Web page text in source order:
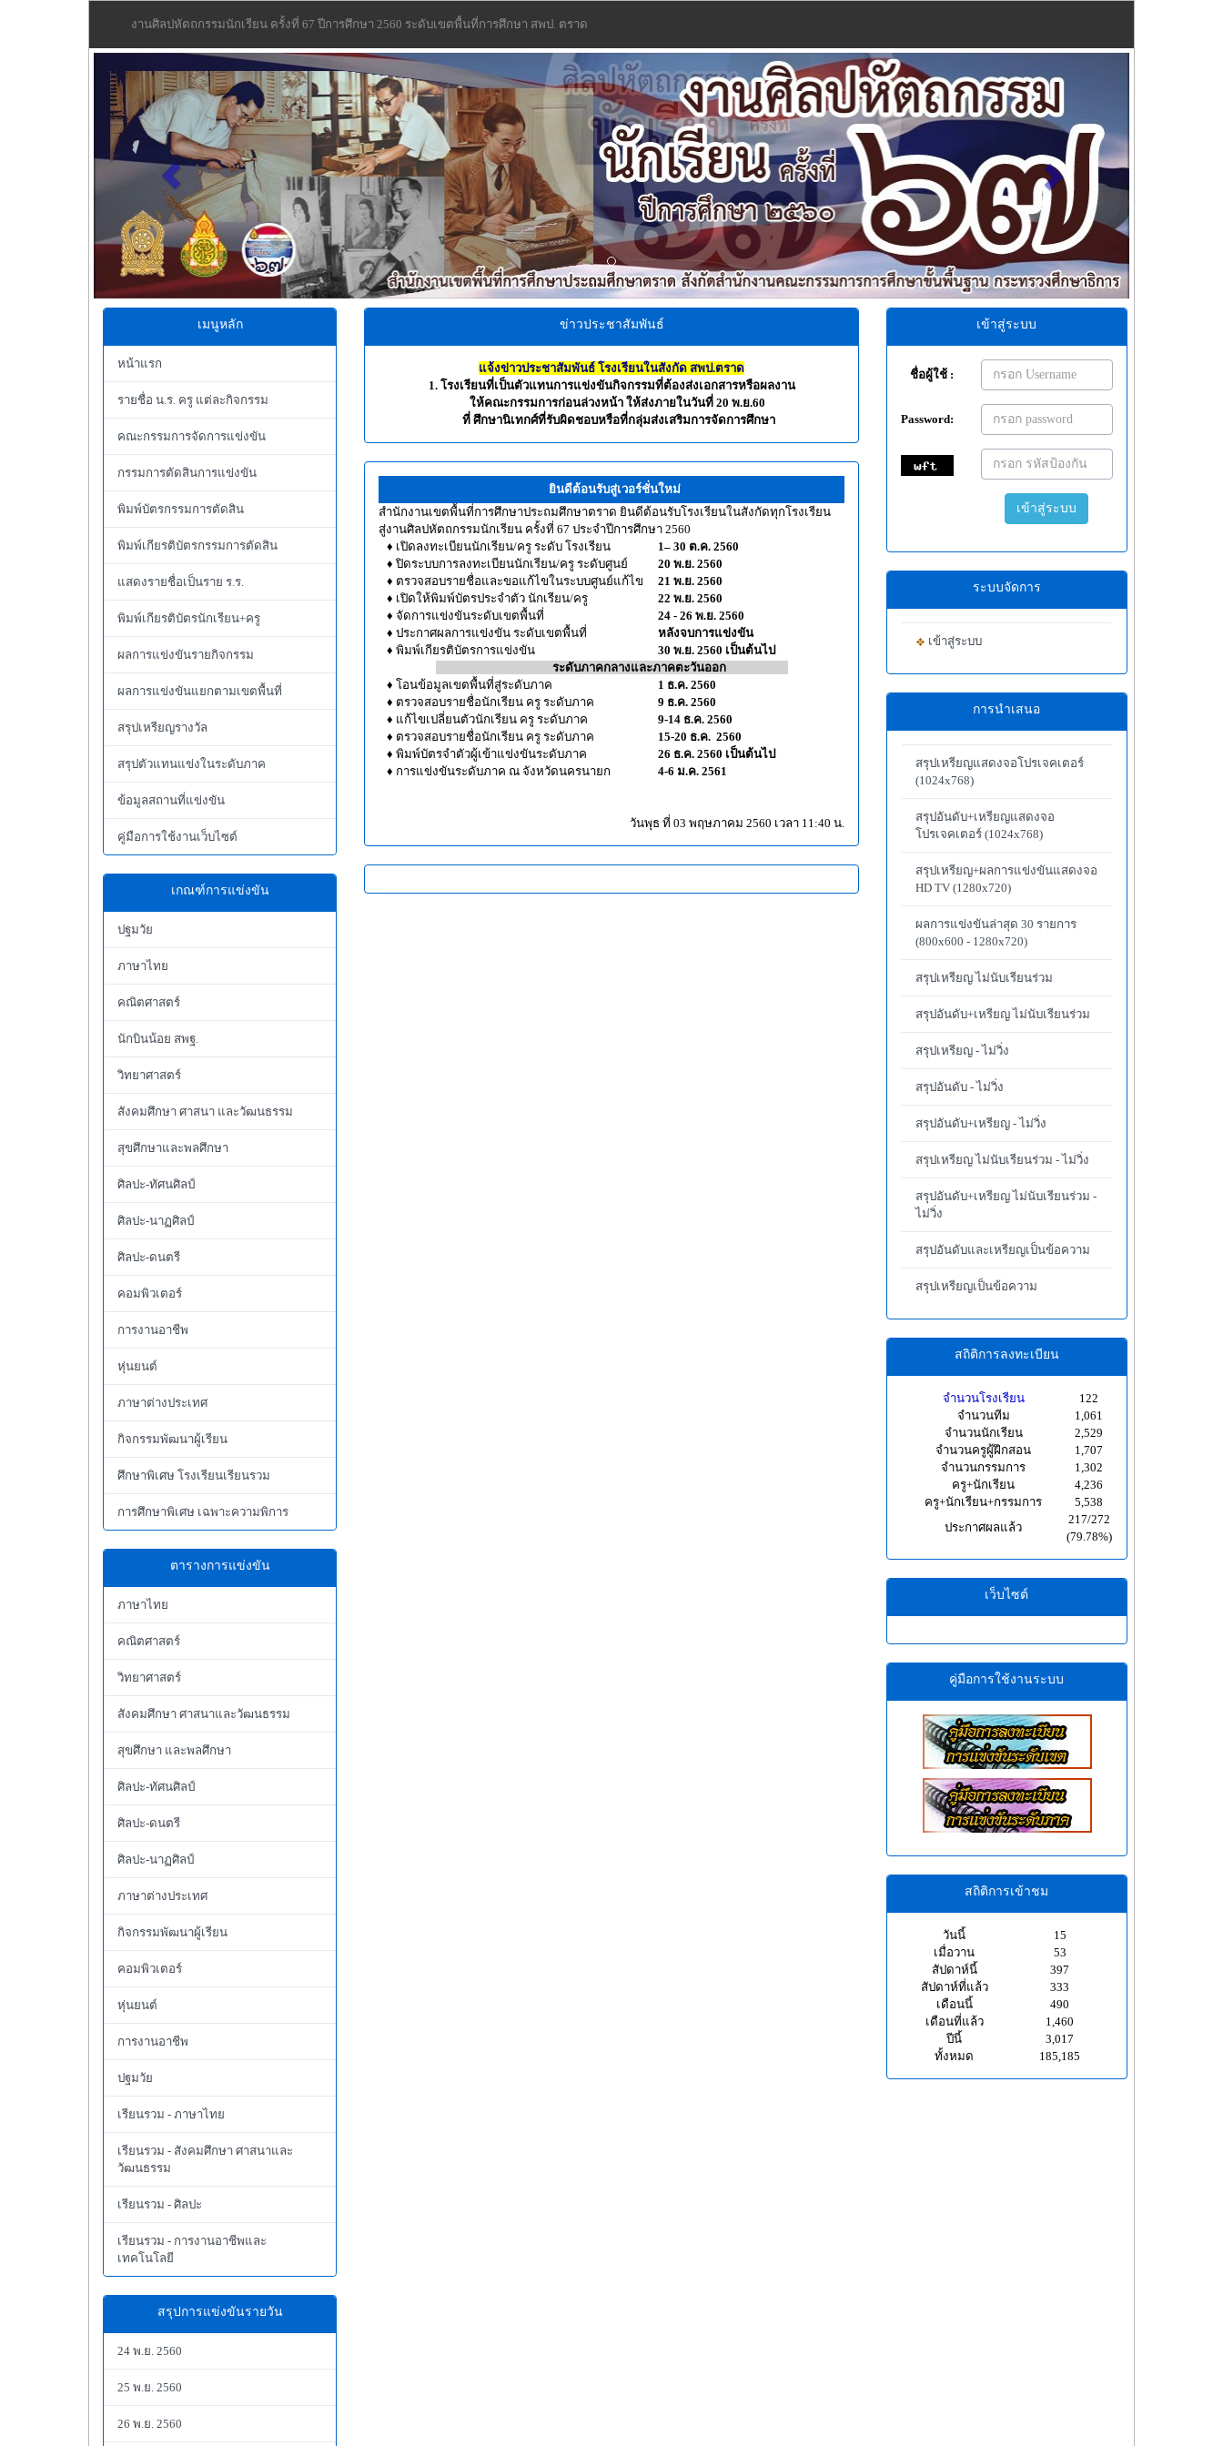
งานศิลปหัตถกรรมนักเรียน ครั้งที่ 67 ปีการศึกษา 2560 ระดับเขตพื้นที่การศึกษา สพป. ตราด
Previous
เมนูหลัก
หน้าแรก
รายชื่อ น.ร. ครู แต่ละกิจกรรม
คณะกรรมการจัดการแข่งขัน
กรรมการตัดสินการแข่งขัน
พิมพ์บัตรกรรมการตัดสิน
พิมพ์เกียรติบัตรกรรมการตัดสิน
แสดงรายชื่อเป็นราย ร.ร.
พิมพ์เกียรติบัตรนักเรียน+ครู
ผลการแข่งขันรายกิจกรรม
ผลการแข่งขันแยกตามเขตพื้นที่
สรุปเหรียญรางวัล
สรุปตัวแทนแข่งในระดับภาค
ข้อมูลสถานที่แข่งขัน
คู่มือการใช้งานเว็บไซต์
เกณฑ์การแข่งขัน
ปฐมวัย
ภาษาไทย
คณิตศาสตร์
นักบินน้อย สพฐ.
วิทยาศาสตร์
สังคมศึกษา ศาสนา และวัฒนธรรม
สุขศึกษาและพลศึกษา
ศิลปะ-ทัศนศิลป์
ศิลปะ-นาฏศิลป์
ศิลปะ-ดนตรี
คอมพิวเตอร์
การงานอาชีพ
หุ่นยนต์
ภาษาต่างประเทศ
กิจกรรมพัฒนาผู้เรียน
ศึกษาพิเศษ โรงเรียนเรียนรวม
การศึกษาพิเศษ เฉพาะความพิการ
ตารางการแข่งขัน
ภาษาไทย
คณิตศาสตร์
วิทยาศาสตร์
สังคมศึกษา ศาสนาและวัฒนธรรม
สุขศึกษา และพลศึกษา
ศิลปะ-ทัศนศิลป์
ศิลปะ-ดนตรี
ศิลปะ-นาฏศิลป์
ภาษาต่างประเทศ
กิจกรรมพัฒนาผู้เรียน
คอมพิวเตอร์
หุ่นยนต์
การงานอาชีพ
ปฐมวัย
เรียนรวม - ภาษาไทย
เรียนรวม - สังคมศึกษา ศาสนาและ
วัฒนธรรม
เรียนรวม - ศิลปะ
เรียนรวม - การงานอาชีพและ
เทคโนโลยี
สรุปการแข่งขันรายวัน
24 พ.ย. 2560
25 พ.ย. 2560
26 พ.ย. 2560
ข่าวประชาสัมพันธ์
แจ้งข่าวประชาสัมพันธ์ โรงเรียนในสังกัด สพป.ตราด
1. โรงเรียนที่เป็นตัวแทนการแข่งขันกิจกรรมที่ต้องส่งเอกสารหรือผลงาน
ให้คณะกรรมการก่อนล่วงหน้า ให้ส่งภายในวันที่ 20 พ.ย.60
ที่ ศึกษานิเทกศ์ที่รับผิดชอบหรือที่กลุ่มส่งเสริมการจัดการศึกษา
ยินดีต้อนรับสู่เวอร์ชั่นใหม่
สำนักงานเขตพื้นที่การศึกษาประถมศึกษาตราด ยินดีต้อนรับโรงเรียนในสังกัดทุกโรงเรียน
สู่งานศิลปหัตถกรรมนักเรียน ครั้งที่ 67 ประจำปีการศึกษา 2560
♦ เปิดลงทะเบียนนักเรียน/ครู ระดับ โรงเรียน
1– 30 ต.ค. 2560
♦ ปิดระบบการลงทะเบียนนักเรียน/ครู ระดับศูนย์
20 พ.ย. 2560
♦ ตรวจสอบรายชื่อและขอแก้ไขในระบบศูนย์แก้ไข
21 พ.ย. 2560
♦ เปิดให้พิมพ์บัตรประจำตัว นักเรียน/ครู
22 พ.ย. 2560
♦ จัดการแข่งขันระดับเขตพื้นที่
24 - 26 พ.ย. 2560
♦ ประกาศผลการแข่งขัน ระดับเขตพื้นที่
หลังจบการแข่งขัน
♦ พิมพ์เกียรติบัตรการแข่งขัน
30 พ.ย. 2560 เป็นต้นไป
ระดับภาคกลางและภาคตะวันออก-----------------
♦ โอนข้อมูลเขตพื้นที่สู่ระดับภาค
1 ธ.ค. 2560
♦ ตรวจสอบรายชื่อนักเรียน ครู ระดับภาค
9 ธ.ค. 2560
♦ แก้ไขเปลี่ยนตัวนักเรียน ครู ระดับภาค
9-14 ธ.ค. 2560
♦ ตรวจสอบรายชื่อนักเรียน ครู ระดับภาค
15-20 ธ.ค. 2560
♦ พิมพ์บัตรจำตัวผู้เข้าแข่งขันระดับภาค
26 ธ.ค. 2560 เป็นต้นไป
♦ การแข่งขันระดับภาค ณ จังหวัดนครนายก
4-6 ม.ค. 2561
วันพุธ ที่ 03 พฤษภาคม 2560 เวลา 11:40 น.
เข้าสู่ระบบ
ชื่อผู้ใช้ :
Password:
เข้าสู่ระบบ
ระบบจัดการ
เข้าสู่ระบบ
การนำเสนอ
สรุปเหรียญแสดงจอโปรเจคเตอร์
(1024x768)
สรุปอันดับ+เหรียญแสดงจอ
โปรเจคเตอร์ (1024x768)
สรุปเหรียญ+ผลการแข่งขันแสดงจอ
HD TV (1280x720)
ผลการแข่งขันล่าสุด 30 รายการ
(800x600 - 1280x720)
สรุปเหรียญ ไม่นับเรียนร่วม
สรุปอันดับ+เหรียญ ไม่นับเรียนร่วม
สรุปเหรียญ - ไม่วิ่ง
สรุปอันดับ - ไม่วิ่ง
สรุปอันดับ+เหรียญ - ไม่วิ่ง
สรุปเหรียญ ไม่นับเรียนร่วม - ไม่วิ่ง
สรุปอันดับ+เหรียญ ไม่นับเรียนร่วม -
ไม่วิ่ง
สรุปอันดับและเหรียญเป็นข้อความ
สรุปเหรียญเป็นข้อความ
สถิติการลงทะเบียน
จำนวนโรงเรียน
122
จำนวนทีม
1,061
จำนวนนักเรียน
2,529
จำนวนครูผู้ฝึกสอน
1,707
จำนวนกรรมการ
1,302
ครู+นักเรียน
4,236
ครู+นักเรียน+กรรมการ
5,538
ประกาศผลแล้ว
217/272
(79.78%)
เว็บไซต์
คู่มือการใช้งานระบบ
สถิติการเข้าชม
วันนี้
15
เมื่อวาน
53
สัปดาห์นี้
397
สัปดาห์ที่แล้ว
333
เดือนนี้
490
เดือนที่แล้ว
1,460
ปีนี้
3,017
ทั้งหมด
185,185